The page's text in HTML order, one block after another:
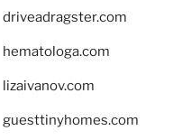
driveadragster.com
hematologa.com
lizaivanov.com
guesttinyhomes.com